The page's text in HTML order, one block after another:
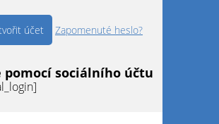
účet Zapomenuté heslo?
pomocí sociálního účtu